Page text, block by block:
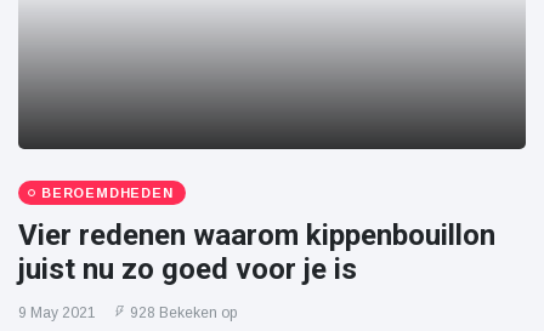
BEROEMDHEDEN
Vier redenen waarom kippenbouillon
juist nu zo goed voor je is
9 May 2021 928 Bekeken op